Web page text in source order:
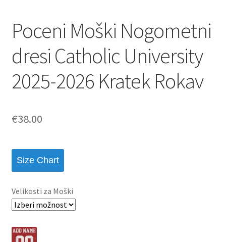
Poceni Moški Nogometni
dresi Catholic University
2025-2026 Kratek Rokav
€38.00
Size Chart
Velikosti za Moški